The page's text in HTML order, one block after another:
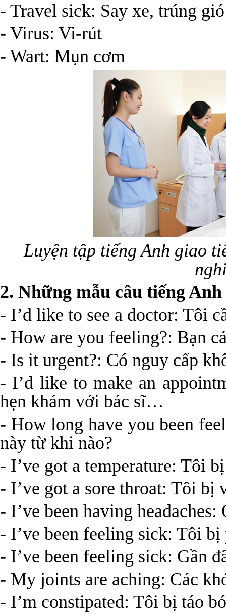
- Travel sick: Say xe, trúng gió
- Virus: Vi-rút
- Wart: Mụn cơm
Luyện tập tiếng Anh giao
2. Những mẫu câu tiếng
- I’d like to see a doctor: Tôi
- How are you feeling?: Bạn
- Is it urgent?: Có nguy cấp
- I’d like to make an
hẹn khám với bác sĩ…
- How long have you been
này từ khi nào?
- I’ve got a temperature: Tôi
- I’ve got a sore throat: Tôi bị
- I’ve been having
- I’ve been feeling sick: Tôi bị
- I’ve been feeling sick: Gần
- My joints are aching: Các
- I’m constipated: Tôi bị táo